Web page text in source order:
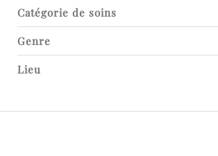
Catégorie de soins
Genre
Lieu